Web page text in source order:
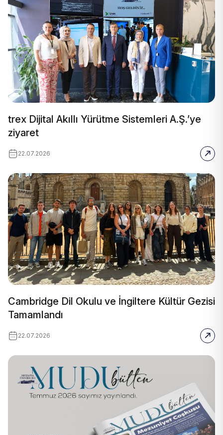
trex Dijital Akıllı Yürütme Sistemleri A.Ş.’ye
ziyaret
22.07.2026
Cambridge Dil Okulu ve İngiltere Kültür Gezisi
Tamamlandı
22.07.2026